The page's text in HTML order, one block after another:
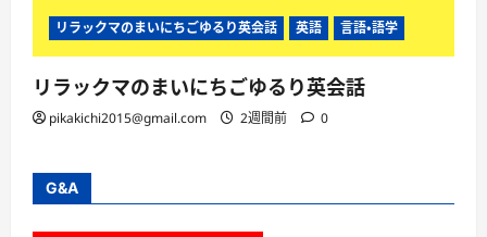
リラックマのまいにちごゆるり英会話 英語 言語・語学
リラックマのまいにちごゆるり英会話
pikakichi2015@gmail.com 2週間前 0
G&A